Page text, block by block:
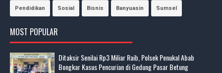
Pendidikan Sosial Bisnis Banyuasin Sumsel
MOST POPULAR
Ditaksir Senilai Rp3 Miliar Raib, Polsek Penukal Abab
Bongkar Kasus Pencurian di Gedung Pasar Betung